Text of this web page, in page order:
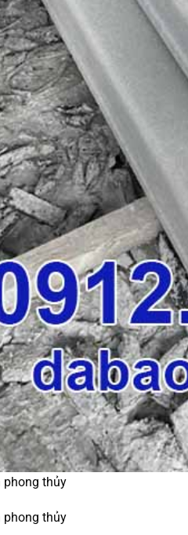
phong thủy
phong thủy